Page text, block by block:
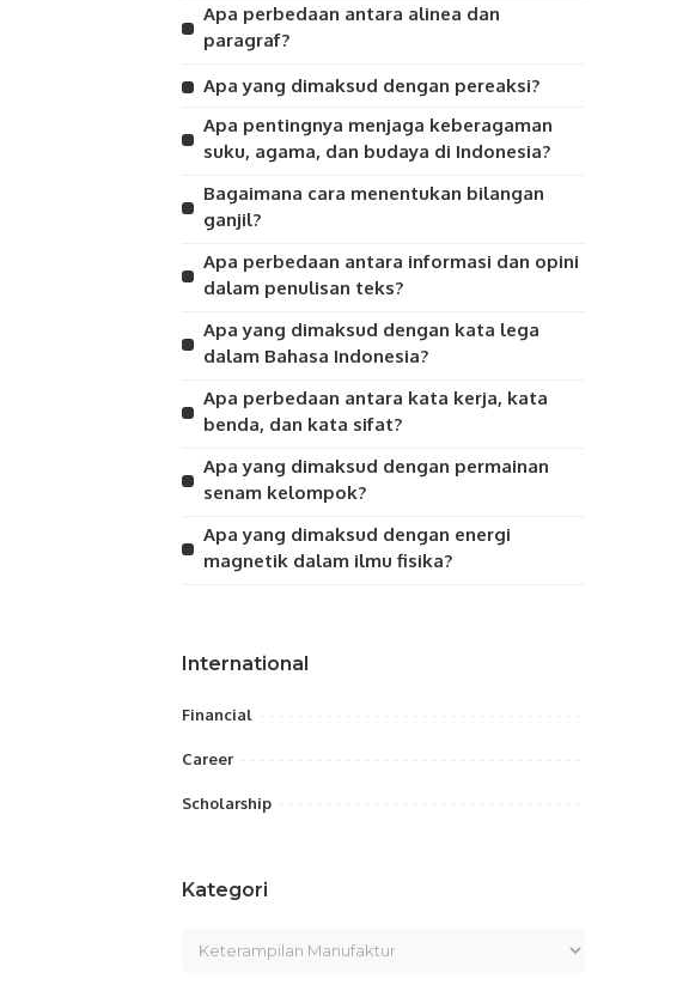
Apa perbedaan antara alinea dan
paragraf?
Apa yang dimaksud dengan pereaksi?
Apa pentingnya menjaga keberagaman
suku, agama, dan budaya di Indonesia?
Bagaimana cara menentukan bilangan
ganjil?
Apa perbedaan antara informasi dan opini
dalam penulisan teks?
Apa yang dimaksud dengan kata lega
dalam Bahasa Indonesia?
Apa perbedaan antara kata kerja, kata
benda, dan kata sifat?
Apa yang dimaksud dengan permainan
senam kelompok?
Apa yang dimaksud dengan energi
magnetik dalam ilmu fisika?
International
Financial
Career
Scholarship
Kategori